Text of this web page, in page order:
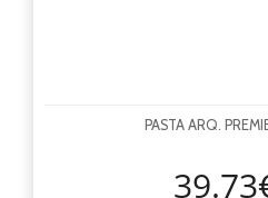
PASTA ARQ.